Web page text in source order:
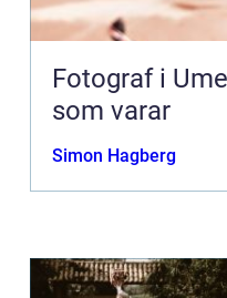
Fotograf i
som varar
Simon Hagberg